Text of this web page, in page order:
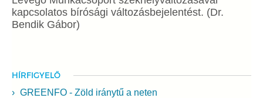
kapcsolatos bírósági változásbejelentést. (Dr.
Bendik Gábor)
HÍRFIGYELŐ
GREENFO - Zöld iránytű a neten